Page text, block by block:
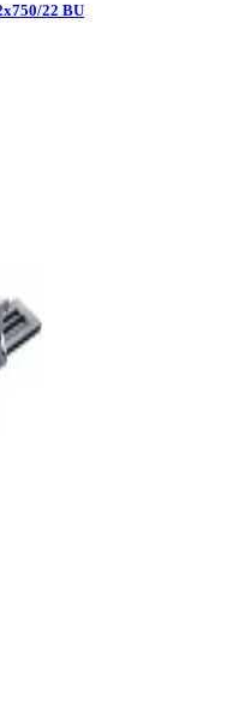
22 BU